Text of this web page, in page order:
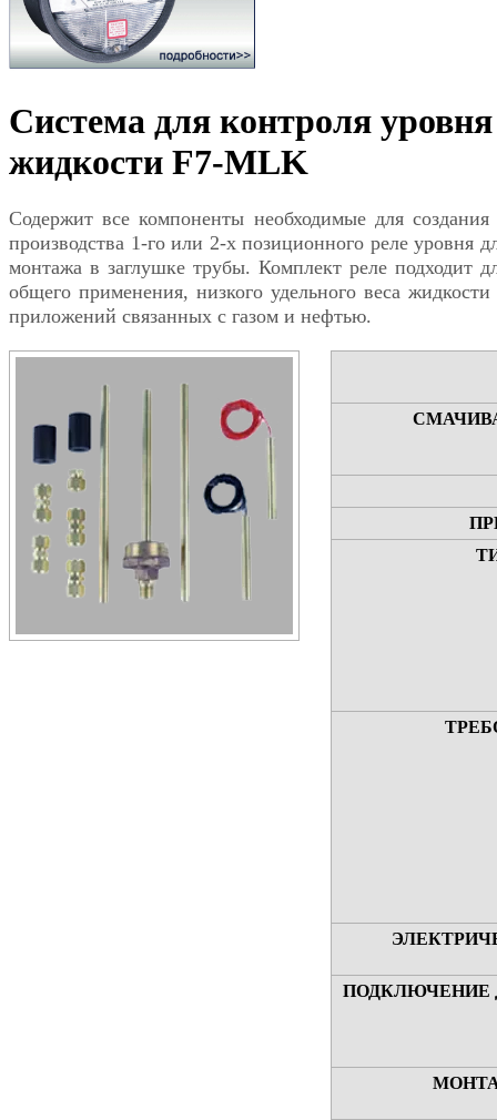
Система для контроля уровня
жидкости F7-MLK
Содержит все компоненты необходимые для создания
производства 1-го или 2-х позиционного реле уровня
монтажа в заглушке трубы. Комплект реле подходит
общего применения, низкого удельного веса
приложений связанных с газом и нефтью.
ПОДКЛЮЧЕНИЕ